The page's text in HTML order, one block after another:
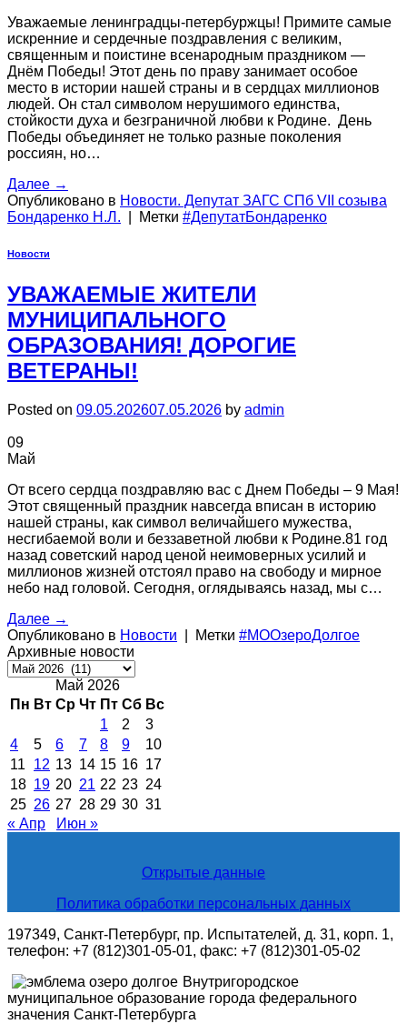
Уважаемые ленинградцы-петербуржцы! Примите самые
искренние и сердечные поздравления с великим,
священным и поистине всенародным праздником —
Днём Победы! Этот день по праву занимает особое
место в истории нашей страны и в сердцах миллионов
людей. Он стал символом нерушимого единства,
стойкости духа и безграничной любви к Родине. День
Победы объединяет не только разные поколения
россиян, но…
Далее →
Опубликовано в Новости. Депутат ЗАГС СПб VII созыва
Бондаренко Н.Л.
Метки #ДепутатБондаренко
Новости
УВАЖАЕМЫЕ ЖИТЕЛИ
МУНИЦИПАЛЬНОГО
ОБРАЗОВАНИЯ! ДОРОГИЕ
ВЕТЕРАНЫ!
Posted on 09.05.202607.05.2026 by admin
09
Май
От всего сердца поздравляю вас с Днем Победы – 9 Мая!
Этот священный праздник навсегда вписан в историю
нашей страны, как символ величайшего мужества,
несгибаемой воли и беззаветной любви к Родине.81 год
назад советский народ ценой неимоверных усилий и
миллионов жизней отстоял право на свободу и мирное
небо над головой. Сегодня, оглядываясь назад, мы с…
Далее →
Опубликовано в Новости Метки #МООзероДолгое
Архивные новости
Архивные
новостиМай 2026
Пн Вт Ср Чт Пт Сб Вс
1
2
3
4
5 6 7 8 9
10
11
12 13 14 15 16 17
18 19 20 21 22 23 24
25 26 27 28 29 30 31
« Апр
Июн »
Открытые данные
Политика обработки персональных данных
197349, Санкт-Петербург, пр. Испытателей, д. 31, корп. 1,
телефон: +7 (812)301-05-01, факс: +7 (812)301-05-02
Внутригородское
муниципальное образование города федерального
значения Санкт-Петербурга